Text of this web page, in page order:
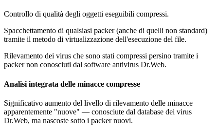
Controllo di qualità degli oggetti eseguibili compressi.
Spacchettamento di qualsiasi packer (anche di quelli non standard)
tramite il metodo di virtualizzazione dell'esecuzione del file.
Rilevamento dei virus che sono stati compressi persino tramite i
packer non conosciuti dal software antivirus Dr.Web.
Analisi integrata delle minacce compresse
Significativo aumento del livello di rilevamento delle minacce
apparentemente "nuove" — conosciute dal database dei virus
Dr.Web, ma nascoste sotto i packer nuovi.